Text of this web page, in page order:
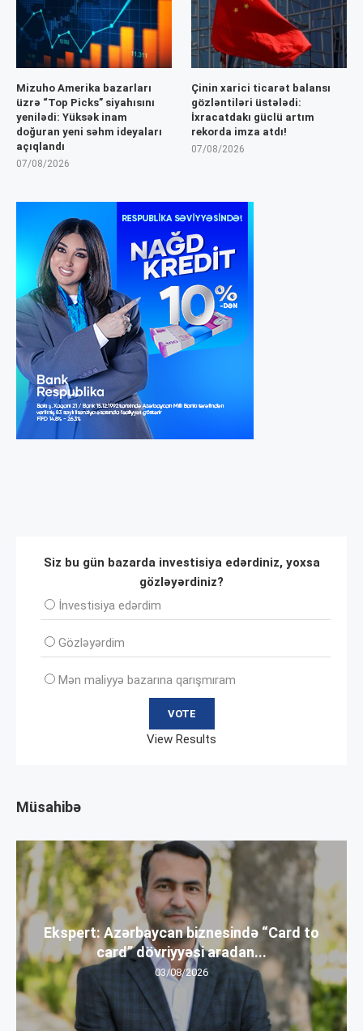
Mizuho Amerika bazarları
üzrə “Top Picks” siyahısını
yenilədi: Yüksək inam
doğuran yeni səhm ideyaları
açıqlandı
07/08/2026
Çinin xarici ticarət balansı
gözləntiləri üstələdi:
İxracatdakı güclü artım
rekorda imza atdı!
07/08/2026
Siz bu gün bazarda investisiya edərdiniz, yoxsa
gözləyərdiniz?
İnvеstisiya edərdim
Gözləyərdim
Mən maliyyə bazarına qarışmıram
View Results
Müsahibə
Ekspert: Azərbaycan biznesində “Card to
card” dövriyyəsi aradan...
03/08/2026